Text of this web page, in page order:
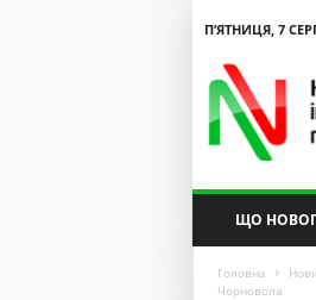
П’ЯТНИЦЯ, 7
ЩО
Головна
Чорновола